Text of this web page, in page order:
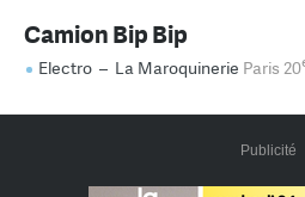
Camion Bip Bip
Electro – La Maroquinerie Paris 20
Publicité